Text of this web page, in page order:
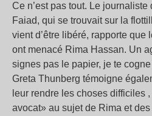
Ce n’est pas tout. Le journaliste
Faiad, qui se trouvait sur la
vient d’être libéré, rapporte
ont menacé Rima Hassan. Un
signes pas le papier, je te
Greta Thunberg témoigne
leur rendre les choses difficiles
avocat» au sujet de Rima et